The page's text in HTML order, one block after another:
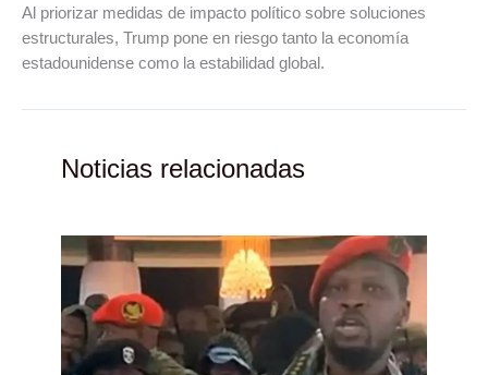
Al priorizar medidas de impacto político sobre soluciones
estructurales, Trump pone en riesgo tanto la economía
estadounidense como la estabilidad global.
Noticias relacionadas